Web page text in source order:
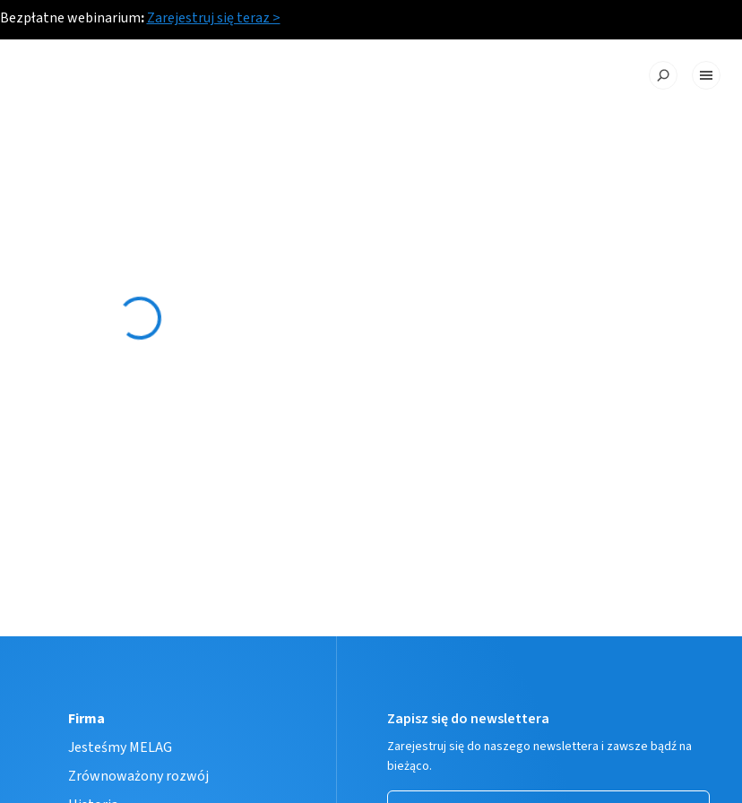
Bezpłatne webinarium:Zarejestruj się teraz >
Zapisz się do newslettera
Zarejestruj się do naszego newslettera i zawsze bądź na
bieżąco.
Firma
Jesteśmy MELAG
Zrównoważony rozwój